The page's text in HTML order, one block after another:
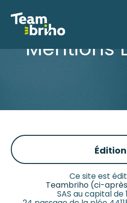
Aller
Créer et reprendre une activité
Gérer votre quotidien
électronique
Piloter votre gestion
Suivre votre comptabilité
Mentions
Édition
Ce site est
Teambriho (ci-après
SAS au capital de